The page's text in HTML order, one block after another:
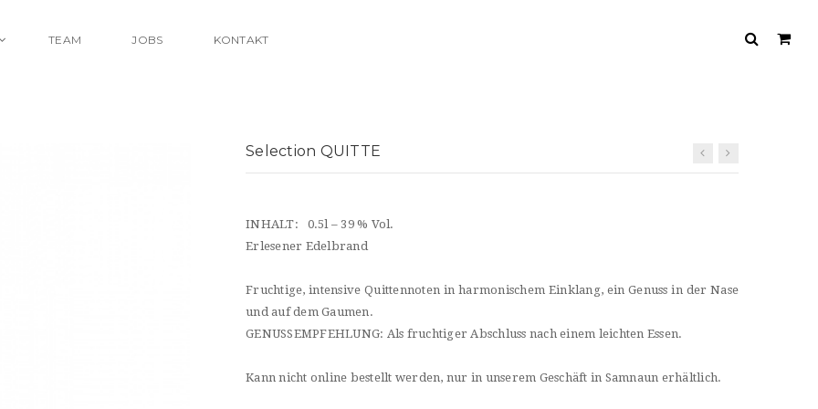
TEAM JOBS KONTAKT
Selection QUITTE
INHALT: 0.5l – 39 % Vol.
Erlesener Edelbrand
Fruchtige, intensive Quittennoten in harmonischem Einklang, ein Genuss in der Nase
und auf dem Gaumen.
GENUSSEMPFEHLUNG: Als fruchtiger Abschluss nach einem leichten Essen.
Kann nicht online bestellt werden, nur in unserem Geschäft in Samnaun erhältlich.